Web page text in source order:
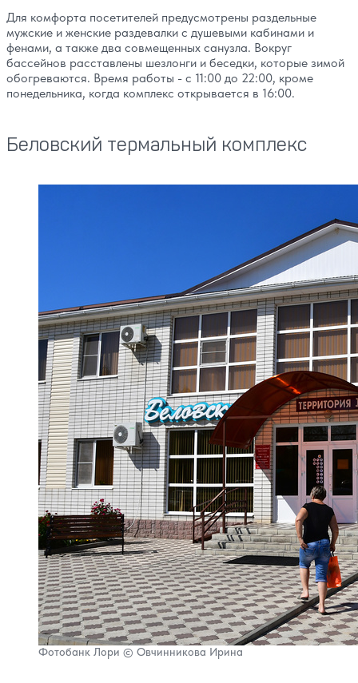
Для комфорта посетителей предусмотрены раздельные
мужские и женские раздевалки с душевыми кабинами и
фенами, а также два совмещенных санузла. Вокруг
бассейнов расставлены шезлонги и беседки, которые зимой
обогреваются. Время работы - с 11:00 до 22:00, кроме
понедельника, когда комплекс открывается в 16:00.
Беловский термальный комплекс
Фотобанк Лори © Овчинникова Ирина